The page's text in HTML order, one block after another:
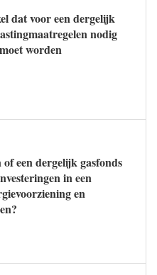
dat voor een dergelijk
nodig
worden
een dergelijk gasfonds
in een
en